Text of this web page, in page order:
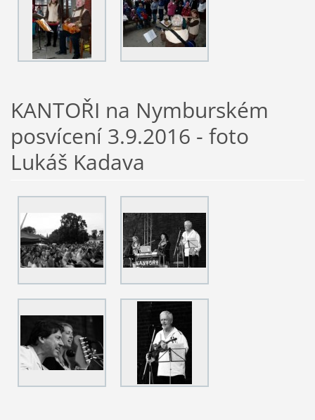
KANTOŘI na Nymburském
posvícení 3.9.2016 - foto
Lukáš Kadava